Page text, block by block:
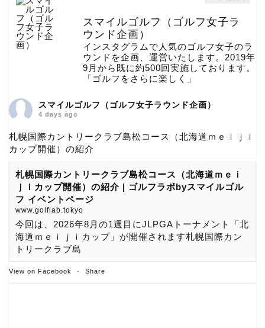
スマイルゴルフ（ゴルフ女子ラ
ウンド企画）
インスタグラムで人気のゴルフ女子のラ
ウンドを企画、運営いたします。2019年
9月から既に約500回実施しております。
「ゴルフをさらに楽しく」
スマイルゴルフ（ゴルフ女子ラウンド企画）
4 days ago
札幌国際カントリークラブ島松コース（北海道ｍｅｉｊｉ
カップ開催）の紹介
札幌国際カントリークラブ島松コース（北海道ｍｅｉ
ｊｉカップ開催）の紹介 | ゴルフラボbyスマイルゴル
フ イベントページ
www.golflab.tokyo
今回は、2026年8月の1週目にJLPGAトーナメント「北
海道ｍｅｉｊｉカップ」が開催されます札幌国際カン
トリークラブ島
View on Facebook · Share